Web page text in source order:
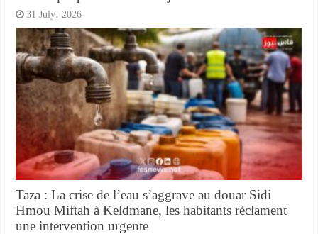
31 July، 2026
Taza : La crise de l’eau s’aggrave au douar Sidi
Hmou Miftah à Keldmane, les habitants réclament
une intervention urgente